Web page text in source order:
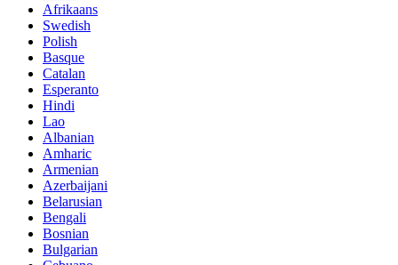
Afrikaans
Swedish
Polish
Basque
Catalan
Esperanto
Hindi
Lao
Albanian
Amharic
Armenian
Azerbaijani
Belarusian
Bengali
Bosnian
Bulgarian